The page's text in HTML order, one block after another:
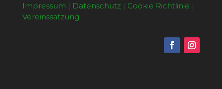
Impressum | Datenschutz| Cookie Richtlinie |
Vereinssatzung